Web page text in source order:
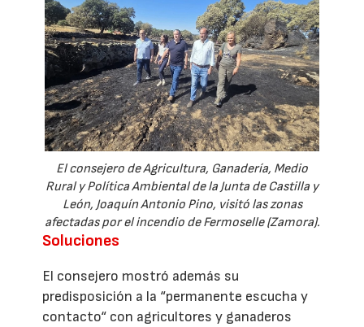
El consejero de Agricultura, Ganadería, Medio
Rural y Política Ambiental de la Junta de Castilla y
León, Joaquín Antonio Pino, visitó las zonas
afectadas por el incendio de Fermoselle (Zamora).
Soluciones
El consejero mostró además su
predisposición a la “permanente escucha y
contacto“ con agricultores y ganaderos